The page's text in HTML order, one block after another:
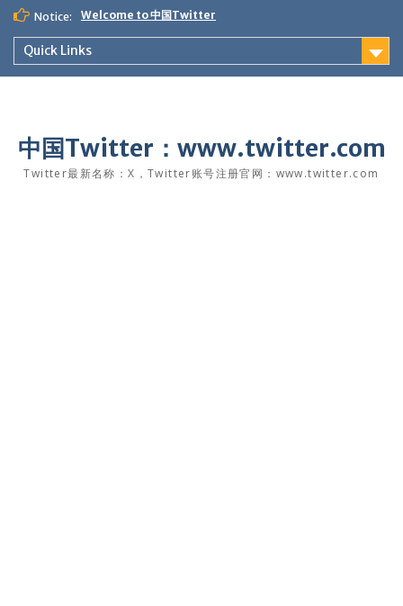
Skip
content
Notice: Welcome to 中国Twitter
Quick Links
中国Twitter：www.twitter.com
Twitter最新名称：X，Twitter账号注册官网：www.twitter.com